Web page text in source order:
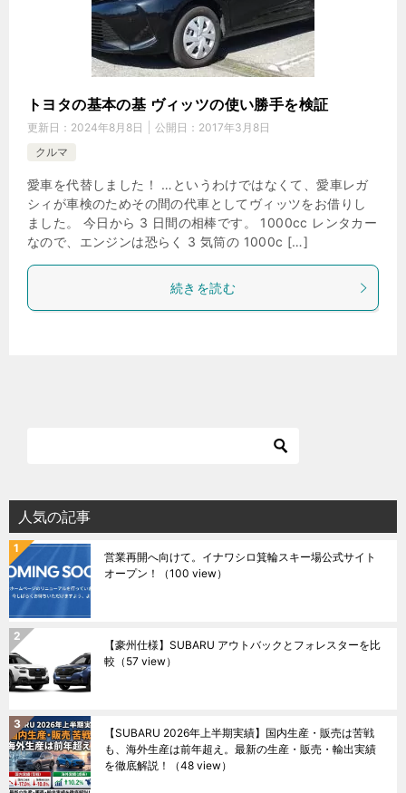
トヨタの基本の基 ヴィッツの使い勝手を検証
更新日： 2024年8月8日 公開日： 2017年3月8日
クルマ
愛車を代替しました！ …というわけではなくて、愛車レガ
シィが車検のためその間の代車としてヴィッツをお借りし
ました。 今日から 3 日間の相棒です。 1000cc レンタカー
なので、エンジンは恐らく 3 気筒の 1000c […]
続きを読む
人気の記事
営業再開へ向けて。イナワシロ箕輪スキー場公式サイト
オープン！
（100 view）
【豪州仕様】SUBARU アウトバックとフォレスターを比
較 （57 view）
【SUBARU 2026年上半期実績】国内生産・販売は苦戦
も、海外生産は前年超え。最新の生産・販売・輸出実績
を徹底解説！
（48 view）